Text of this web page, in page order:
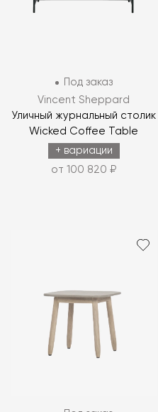
Под заказ
Vincent Sheppard
Уличный журнальный столик
Wicked Coffee Table
+ вариации
от 100 820 ₽